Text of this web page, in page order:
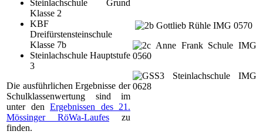
Steinlachschule Grund
Klasse 2
KBF
Dreifürstensteinschule
Klasse 7b
Steinlachschule Hauptstufe
3
Die ausführlichen Ergebnisse der
Schulklassenwertung sind im
unter den Ergebnissen des 21.
Mössinger RöWa-Laufes zu
finden.